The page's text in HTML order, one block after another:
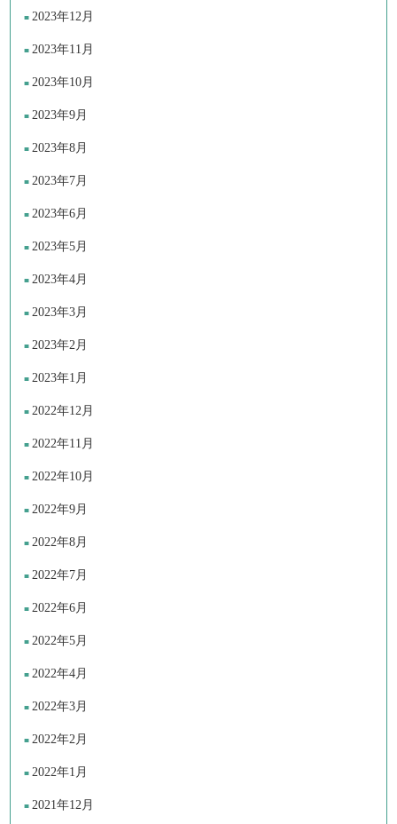
2023年12月
2023年11月
2023年10月
2023年9月
2023年8月
2023年7月
2023年6月
2023年5月
2023年4月
2023年3月
2023年2月
2023年1月
2022年12月
2022年11月
2022年10月
2022年9月
2022年8月
2022年7月
2022年6月
2022年5月
2022年4月
2022年3月
2022年2月
2022年1月
2021年12月